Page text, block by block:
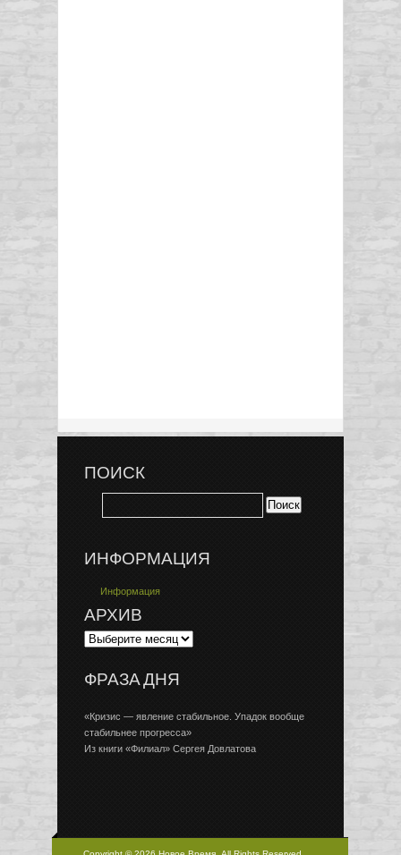
ПОИСК
ИНФОРМАЦИЯ
Информация
АРХИВ
ФРАЗА ДНЯ
«Кризис — явление стабильное. Упадок вообще
стабильнее прогресса»
Из книги «Филиал» Сергея Довлатова